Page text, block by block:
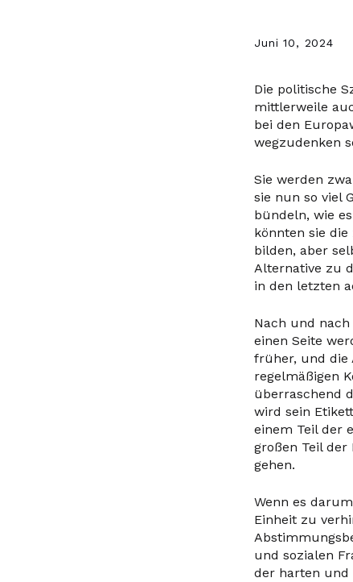
Juni 10, 2024
Die politische
mittlerweile
bei den
wegzudenken
Sie werden
sie nun so viel
bündeln, wie
könnten sie
bilden, aber
Alternative zu
in den letzten
Nach und
einen Seite
früher, und die
regelmäßigen
überraschend
wird sein
einem Teil der
großen Teil
gehen.
Wenn es
Einheit zu
und sozialen
der harten und